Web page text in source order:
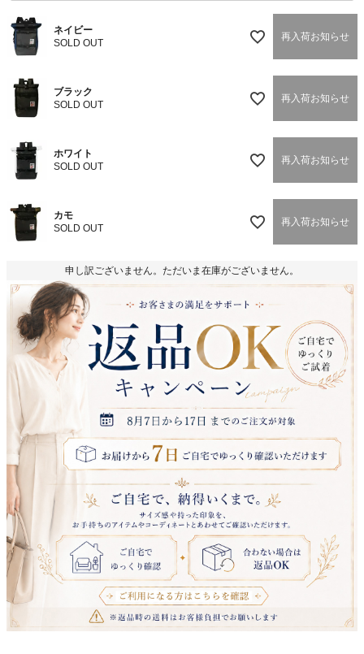
ネイビー
SOLD OUT
再入荷お知らせ
ブラック
SOLD OUT
再入荷お知らせ
ホワイト
SOLD OUT
再入荷お知らせ
カモ
SOLD OUT
再入荷お知らせ
申し訳ございません。ただいま在庫がございません。